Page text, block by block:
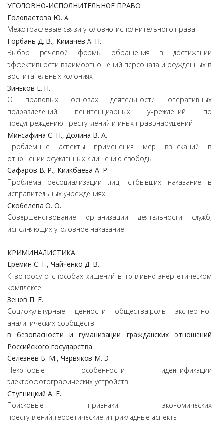
УГОЛОВНО-ИСПОЛНИТЕЛЬНОЕ ПРАВО
Головастова Ю. А.
Межотраслевые связи уголовно-исполнительного права
Горбань Д. В., Кимачев А. Н.
Выбор речевой формы обращения в достижении
эффективности взаимоотношений персонала и осужденных в
воспитательных колониях
Зиньков Е. Н.
О правовых основах деятельности оперативных
подразделений пенитенциарных учреждений по
предупреждению преступлений и иных правонарушений
Минсафина С. Н., Долина В. А.
Проблемные аспекты применения мер взысканий в
отношении осужденных к лишению свободы
Сафаров В. Р., Киикбаева А. Р.
Проблема ресоциализации лиц, отбывших наказание в
исправительных учреждениях
Скобелева О. О.
Совершенствование организации деятельности служб,
исполняющих уголовное наказание
КРИМИНАЛИСТИКА
Еремин С. Г., Чайченко Д. В.
К вопросу о способах хищений в топливно-энергетическом
комплексе
Зенов П. Е.
Социокультурные ценности общества:роль экспертно-
аналитических сообществ
в безопасности и гуманизации гражданских отношений
Российского государства
Селезнев В. М., Червяков М. Э.
Некоторые особенности идентификации
электрофотографических устройств
Ступницкий А. Е.
Поисковые признаки экономических
преступлений:теоретические и прикладные аспекты